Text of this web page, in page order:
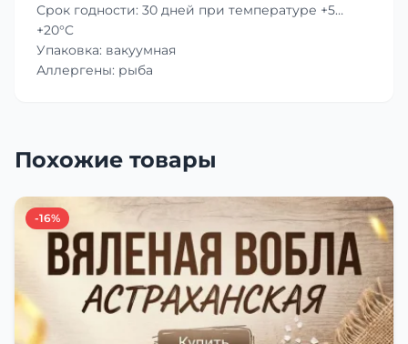
Срок годности: 30 дней при температуре +5…
+20°C
Упаковка: вакуумная
Аллергены: рыба
Похожие товары
-16%